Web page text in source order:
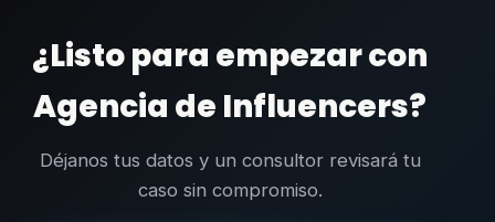
¿Listo para empezar con
Agencia de Influencers?
Déjanos tus datos y un consultor revisará tu
caso sin compromiso.